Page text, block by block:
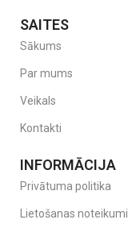
SAITES
Sākums
Par mums
Veikals
Kontakti
INFORMĀCIJA
Privātuma politika
Lietošanas noteikumi